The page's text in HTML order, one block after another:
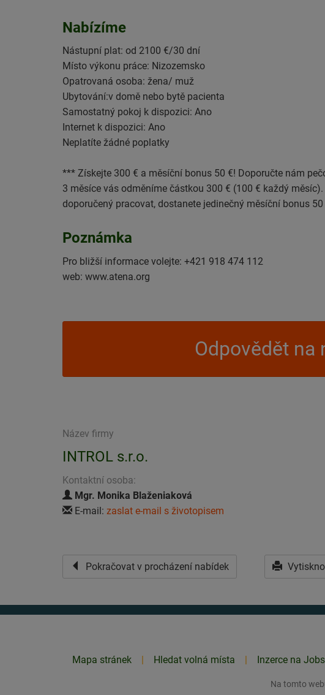
Nabízíme
Nástupní plat: od 2100 €/30 dní
Místo výkonu práce: Nizozemsko
Opatrovaná osoba: žena/ muž
Ubytování:v domě nebo bytě pacienta
Samostatný pokoj k dispozici: Ano
Internet k dispozici: Ano
Neplatíte žádné poplatky
*** Získejte 300 € a měsíční bonus 50 €! Doporučte nám
3 měsíce vás odměníme částkou 300 € (100 € každý
doporučený pracovat, dostanete jedinečný měsíční bonus
Poznámka
Pro bližší informace volejte: +421 918 474 112
web: www.atena.org
Odpovědět na
Název firmy
INTROL s.r.o.
Kontaktní osoba:
Mgr. Monika Blaženiaková
E-mail: zaslat e-mail s životopisem
Pokračovat v procházení nabídek
Mapa stránek Hledat volná místa Inzerce na
Na tomto